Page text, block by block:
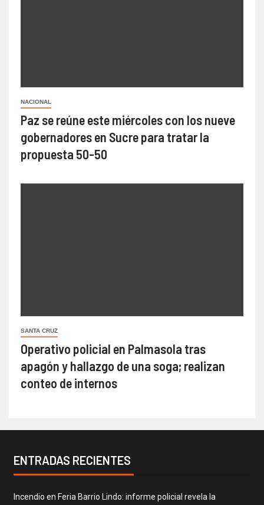
NACIONAL
Paz se reúne este miércoles con los nueve
gobernadores en Sucre para tratar la
propuesta 50-50
SANTA CRUZ
Operativo policial en Palmasola tras
apagón y hallazgo de una soga; realizan
conteo de internos
ENTRADAS RECIENTES
Incendio en Feria Barrio Lindo: informe policial revela la